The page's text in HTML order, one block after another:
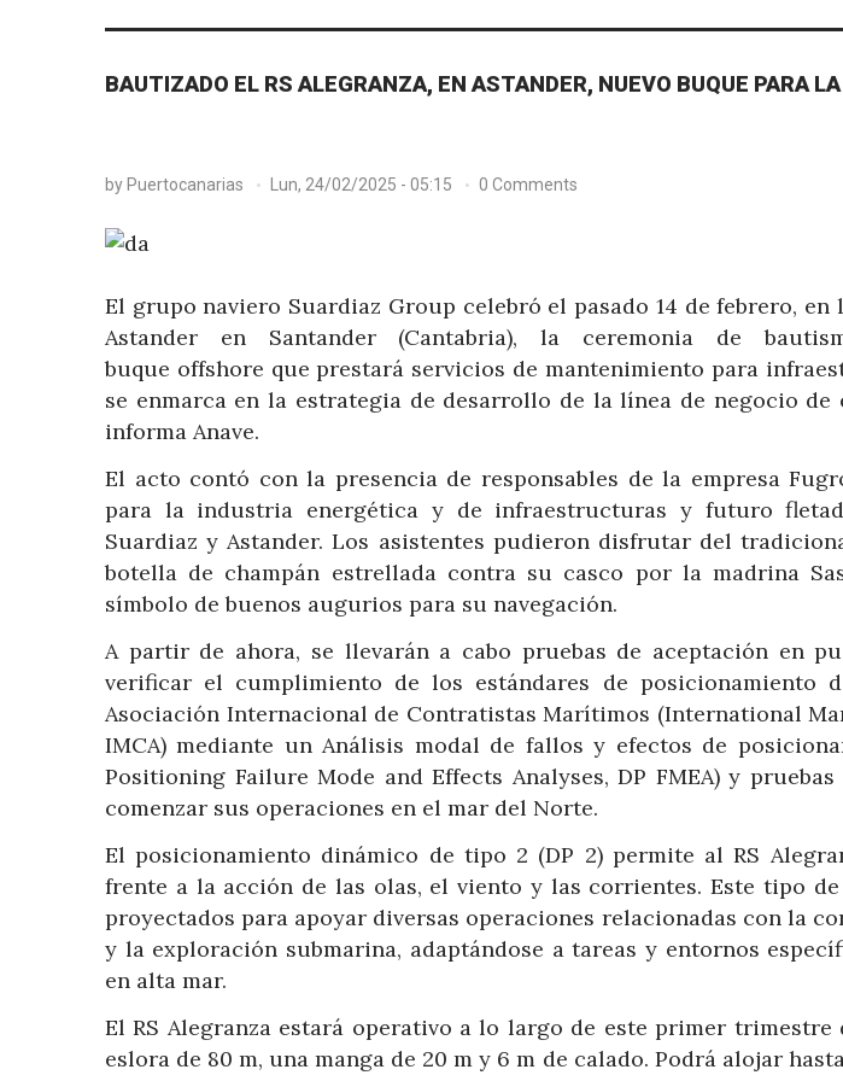
BAUTIZADO EL RS ALEGRANZA, EN ASTANDER, NUEVO BUQUE PARA
by Puertocanarias Lun, 24/02/2025 - 05:15 0 Comments
El grupo naviero Suardiaz Group celebró el pasado 14 de febrero,
Astander en Santander (Cantabria), la ceremonia de
buque offshore que prestará servicios de mantenimiento para
se enmarca en la estrategia de desarrollo de la línea de negocio de
informa Anave.
El acto contó con la presencia de responsables de la empresa
para la industria energética y de infraestructuras y futuro
Suardiaz y Astander. Los asistentes pudieron disfrutar del
botella de champán estrellada contra su casco por la madrina
símbolo de buenos augurios para su navegación.
A partir de ahora, se llevarán a cabo pruebas de aceptación en
verificar el cumplimiento de los estándares de posicionamiento
Asociación Internacional de Contratistas Marítimos (International
IMCA) mediante un Análisis modal de fallos y efectos de
Positioning Failure Mode and Effects Analyses, DP FMEA) y
comenzar sus operaciones en el mar del Norte.
El posicionamiento dinámico de tipo 2 (DP 2) permite al RS
frente a la acción de las olas, el viento y las corrientes. Este tipo de
proyectados para apoyar diversas operaciones relacionadas con la
y la exploración submarina, adaptándose a tareas y entornos
en alta mar.
El RS Alegranza estará operativo a lo largo de este primer trimestre
eslora de 80 m, una manga de 20 m y 6 m de calado. Podrá alojar